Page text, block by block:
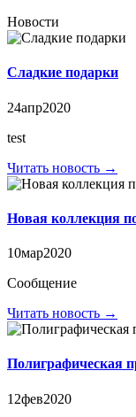
Новости
Сладкие подарки
24апр2020
test
Читать новость →
Новая коллекция
10мар2020
Сообщение
Читать новость →
Полиграфическая
12фев2020